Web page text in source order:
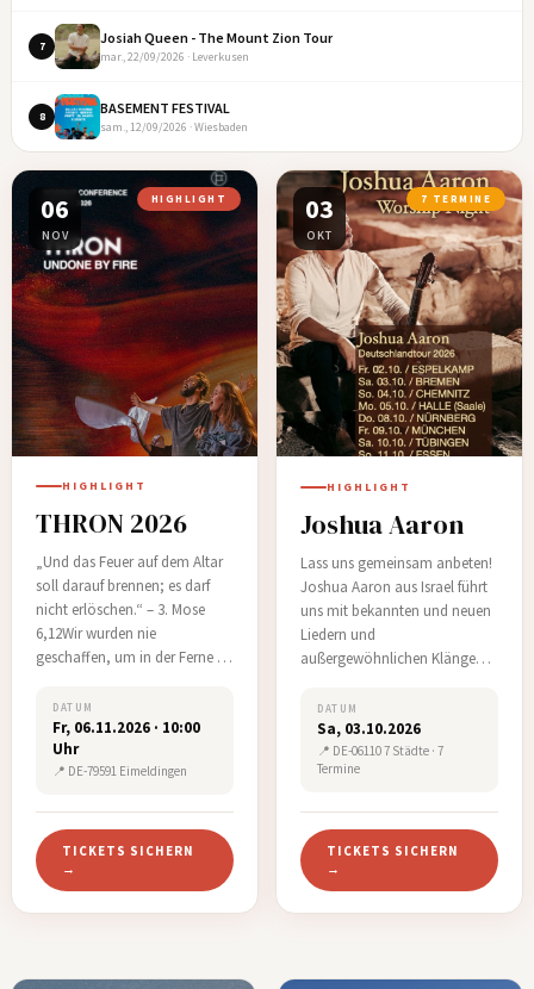
7 Josiah Queen - The Mount Zion Tour
mar., 22/09/2026 · Leverkusen
8 BASEMENT FESTIVAL
sam., 12/09/2026 · Wiesbaden
06
NOV
HIGHLIGHT
HIGHLIGHT
THRON 2026
„Und das Feuer auf dem Altar
soll darauf brennen; es darf
nicht erlöschen.“ – 3. Mose
6,12Wir wurden nie
geschaffen, um in der Ferne zu
geschaffen, um vor Seinem
Thron zu leben – dort, wo das
Feuer brennt, die Liebe regiert
und alles andere klein
DATUM
Fr, 06.11.2026 · 10:00
Uhr
📍 DE-79591 Eimeldingen
TICKETS SICHERN
→
03
OKT
7 TERMINE
HIGHLIGHT
Joshua Aaron
Lass uns gemeinsam anbeten!
Joshua Aaron aus Israel führt
uns mit bekannten und neuen
Liedern und
außergewöhnlichen Klängen
DATUM
Sa, 03.10.2026
📍 DE-06110 7 Städte · 7
Termine
TICKETS SICHERN
→